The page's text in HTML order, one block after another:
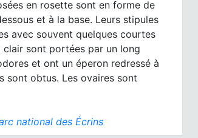
en rosette sont en forme de
et à la base. Leurs stipules
avec souvent quelques courtes
sont portées par un long
et ont un éperon redressé à
sont obtus. Les ovaires sont
national des Écrins